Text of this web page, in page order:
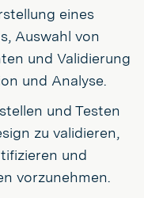
eines
Auswahl von
und Validierung
und Analyse.
und Testen
zu validieren,
und
vorzunehmen.